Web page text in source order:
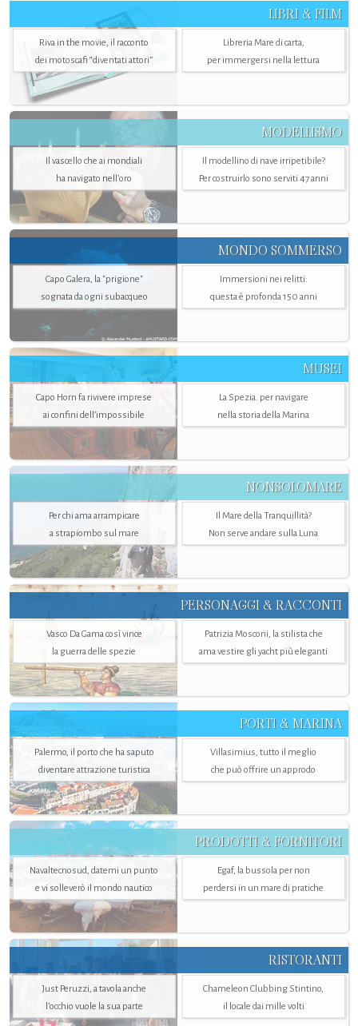
LIBRI & FILM
Riva in the movie, il racconto
dei motoscafi “diventati attori”
Libreria Mare di carta,
per immergersi nella lettura
MODELLISMO
Il vascello che ai mondiali
ha navigato nell’oro
Il modellino di nave irripetibile?
Per costruirlo sono serviti 47 anni
MONDO SOMMERSO
Capo Galera, la "prigione"
sognata da ogni subacqueo
Immersioni nei relitti:
questa è profonda 150 anni
MUSEI
Capo Horn fa rivivere imprese
ai confini dell’impossibile
La Spezia. per navigare
nella storia della Marina
NONSOLOMARE
Per chi ama arrampicare
a strapiombo sul mare
Il Mare della Tranquillità?
Non serve andare sulla Luna
PERSONAGGI & RACCONTI
Vasco Da Gama così vince
la guerra delle spezie
Patrizia Mosconi, la stilista che
ama vestire gli yacht più eleganti
PORTI & MARINA
Palermo, il porto che ha saputo
diventare attrazione turistica
Villasimius, tutto il meglio
che può offrire un approdo
PRODOTTI & FORNITORI
Navaltecnosud, datemi un punto
e vi solleverò il mondo nautico
Egaf, la bussola per non
perdersi in un mare di pratiche
RISTORANTI
Just Peruzzi, a tavola anche
l’occhio vuole la sua parte
Chameleon Clubbing Stintino,
il locale dai mille volti